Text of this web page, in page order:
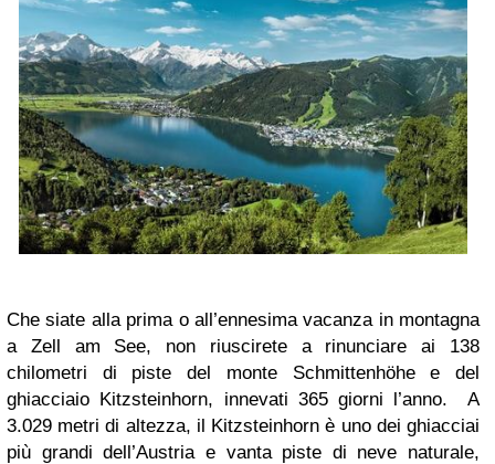
Che siate alla prima o all’ennesima vacanza in montagna
a Zell am See, non riuscirete a rinunciare ai 138
chilometri di piste del monte Schmittenhöhe e del
ghiacciaio Kitzsteinhorn, innevati 365 giorni l’anno. A
3.029 metri di altezza, il Kitzsteinhorn è uno dei ghiacciai
più grandi dell’Austria e vanta piste di neve naturale,